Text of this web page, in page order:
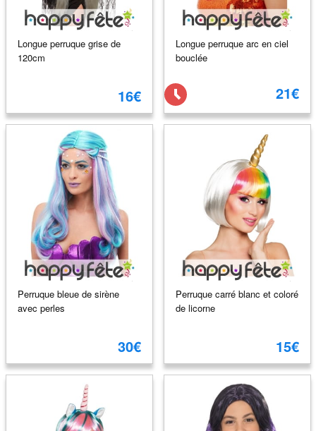
Longue perruque grise de
120cm
16€
Longue perruque arc en ciel
bouclée
21€
Perruque bleue de sirène
avec perles
30€
Perruque carré blanc et coloré
de licorne
15€